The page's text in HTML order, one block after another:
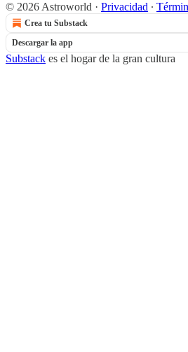
© 2026 Astroworld · Privacidad ∙
Crea tu Substack
Descargar la app
Substack es el hogar de la gran cultura